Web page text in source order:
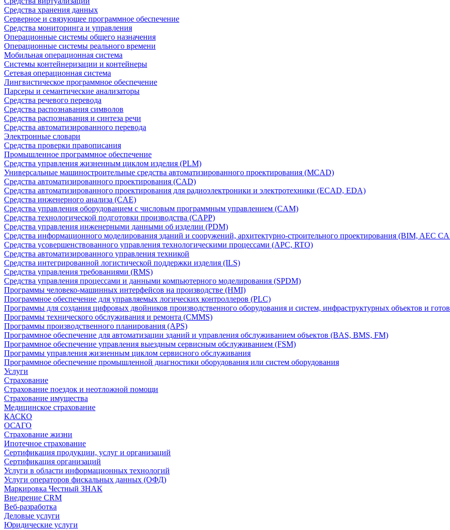
Средства хранения данных
Серверное и связующее программное обеспечение
Средства мониторинга и управления
Операционные системы общего назначения
Операционные системы реального времени
Мобильная операционная система
Системы контейнеризации и контейнеры
Сетевая операционная система
Лингвистическое программное обеспечение
Парсеры и семантические анализаторы
Средства речевого перевода
Средства распознавания символов
Средства распознавания и синтеза речи
Средства автоматизированного перевода
Электронные словари
Средства проверки правописания
Промышленное программное обеспечение
Средства управления жизненным циклом изделия (PLM)
Универсальные машиностроительные средства автоматизированного проектирования (MCAD)
Средства автоматизированного проектирования (CAD)
Средства автоматизированного проектирования для радиоэлектроники и электротехники (ECAD, EDA)
Средства инженерного анализа (CAE)
Средства управления оборудованием с числовым программным управлением (CAM)
Средства технологической подготовки производства (CAPP)
Средства управления инженерными данными об изделии (PDM)
Средства информационного моделирования зданий и сооружений, архитектурно-строительного проектирования (BIM, AEC
Средства усовершенствованного управления технологическими процессами (APC, RTO)
Средства автоматизированного управления техникой
Средства интегрированной логистической поддержки изделия (ILS)
Средства управления требованиями (RMS)
Средства управления процессами и данными компьютерного моделирования (SPDM)
Программы человеко-машинных интерфейсов на производстве (HMI)
Программное обеспечение для управляемых логических контроллеров (PLC)
Программы для создания цифровых двойников производственного оборудования и систем, инфраструктурных объектов и
Программы технического обслуживания и ремонта (CMMS)
Программы производственного планирования (APS)
Программное обеспечение для автоматизации зданий и управления обслуживанием объектов (BAS, BMS, FM)
Программное обеспечение управления выездным сервисным обслуживанием (FSM)
Программы управления жизненным циклом сервисного обслуживания
Программное обеспечение промышленной диагностики оборудования или систем оборудования
Услуги
Страхование
Страхование поездок и неотложной помощи
Страхование имущества
Медицинское страхование
КАСКО
ОСАГО
Страхование жизни
Ипотечное страхование
Сертификация продукции, услуг и организаций
Сертификация организаций
Услуги в области информационных технологий
Услуги операторов фискальных данных (ОФД)
Маркировка Честный ЗНАК
Внедрение CRM
Веб-разработка
Деловые услуги
Юридические услуги